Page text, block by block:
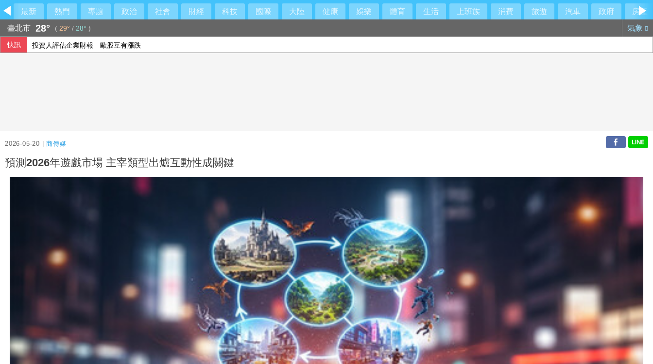
最新 熱門 專題 政治 社會 財經 科技 國際 大陸 健康 娛樂 體育 生活 上班族 消費 旅遊 汽車 政府
房產
臺北市 28° ( 29° / 28° ) 氣象
快訊 投資人評估企業財報 歐股互有漲跌
2026-05-20 |商傳媒
預測2026年遊戲市場 主宰類型出爐互動性成關鍵